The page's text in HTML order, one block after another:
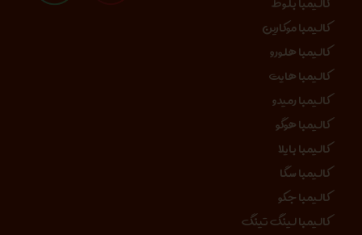
کالیمبا موکارین
کالیمبا هلورو
کالیمبا هایت
کالیمبا رمیدو
کالیمبا هوگو
کالیمبا بایلا
کالیمبا سگا
کالیمبا جکو
کالیمبا لینگ تینگ